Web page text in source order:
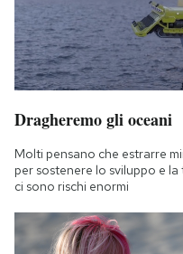
Dragheremo gli oceani
Molti pensano che estrarre
per sostenere lo sviluppo e
ci sono rischi enormi